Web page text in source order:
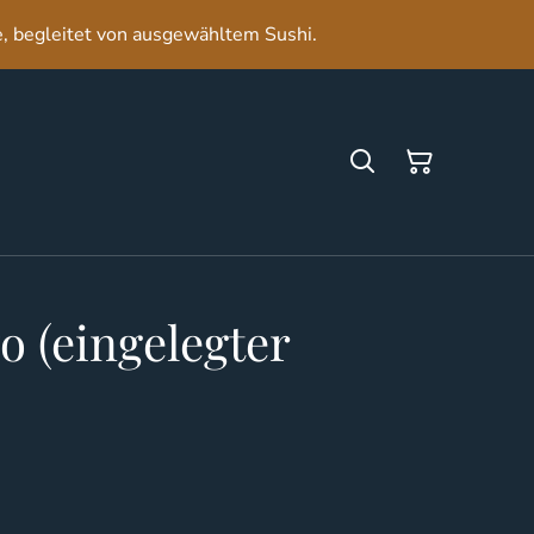
begleitet von ausgewähltem Sushi.
(eingelegter